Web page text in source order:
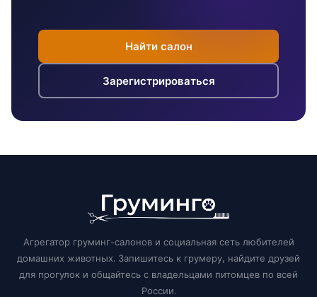
Найти салон
Зарегистрироваться
Агрегатор груминг-салонов и социальная сеть любителей
домашних животных. Запишитесь к грумеру, найдите друзей
для прогулок и общайтесь с владельцами питомцев по всей
России.